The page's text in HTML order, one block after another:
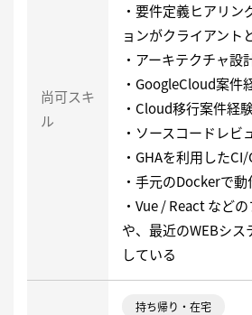
尚可スキ
ル
・要件定義ヒアリン
ョンがクライアント
・アーキテクチャ設
・GoogleCloud案件
・Cloud移行案件経
・ソースコードレビ
・GHAを利用した
・手元のDockerで
・Vue / React など
や、最近のWEBシ
している
持ち帰り・在宅